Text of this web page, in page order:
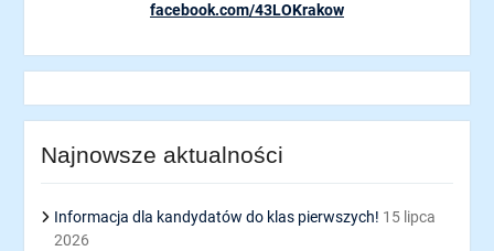
facebook.com/43LOKrakow
Najnowsze aktualności
Informacja dla kandydatów do klas pierwszych! 15 lipca
2026